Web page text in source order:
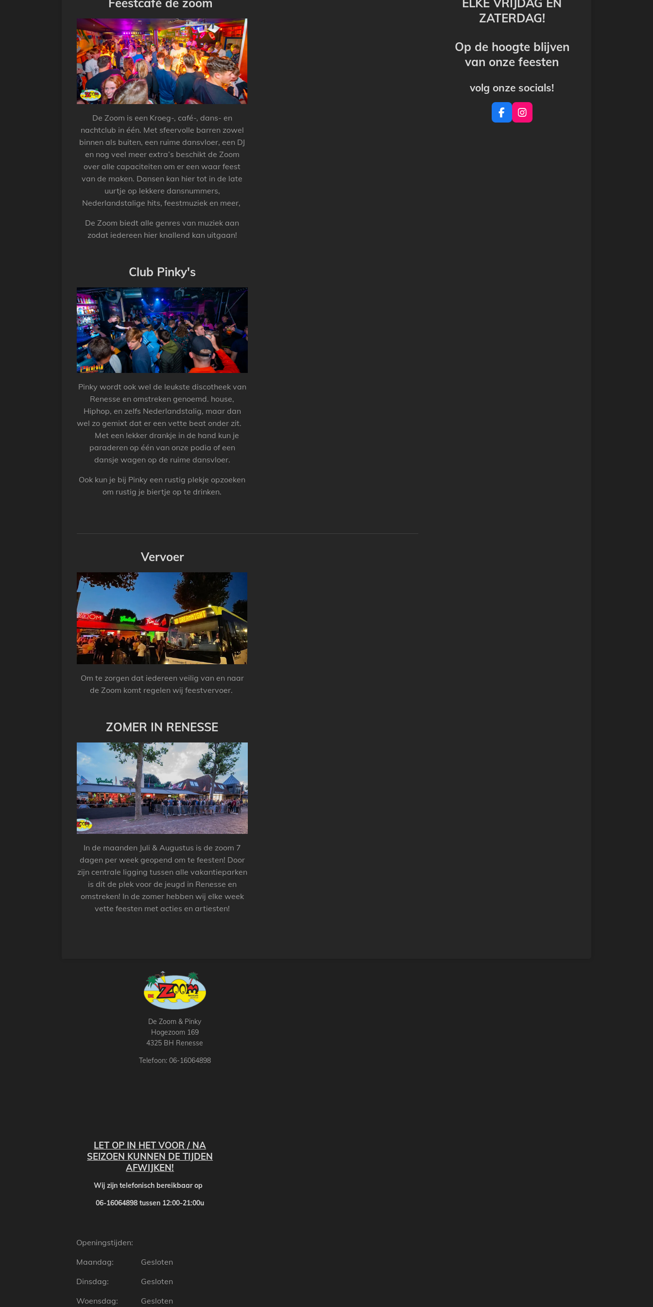
Feestcafé de zoom
De Zoom is een Kroeg-, café-, dans- en
nachtclub in één. Met sfeervolle barren zowel
binnen als buiten, een ruime dansvloer, een DJ
en nog veel meer extra’s beschikt de Zoom
over alle capaciteiten om er een waar feest
van de maken. Dansen kan hier tot in de late
uurtje op lekkere dansnummers,
Nederlandstalige hits, feestmuziek en meer,
De Zoom biedt alle genres van muziek aan
zodat iedereen hier knallend kan uitgaan!
Club Pinky's
Pinky wordt ook wel de leukste discotheek van
Renesse en omstreken genoemd. house,
Hiphop, en zelfs Nederlandstalig, maar dan
wel zo gemixt dat er een vette beat onder zit.
Met een lekker drankje in de hand kun je
paraderen op één van onze podia of een
dansje wagen op de ruime dansvloer.
Ook kun je bij Pinky een rustig plekje opzoeken
om rustig je biertje op te drinken.
Vervoer
Om te zorgen dat iedereen veilig van en naar
de Zoom komt regelen wij feestvervoer.
ZOMER IN RENESSE
In de maanden Juli & Augustus is de zoom 7
dagen per week geopend om te feesten! Door
zijn centrale ligging tussen alle vakantieparken
is dit de plek voor de jeugd in Renesse en
omstreken! In de zomer hebben wij elke week
vette feesten met acties en artiesten!
ELKE VRIJDAG EN
ZATERDAG!
Op de hoogte blijven
van onze feesten
volg onze socials!
F
a
I
n
De Zoom & Pinky
Hogezoom 169
4325 BH Renesse
Telefoon: 06-16064898
LET OP IN HET VOOR / NA
SEIZOEN KUNNEN DE TIJDEN
AFWIJKEN!
Wij zijn telefonisch bereikbaar op
06-16064898 tussen 12:00-21:00u
Openingstijden:
Maandag:
Gesloten
Dinsdag:
Gesloten
Woensdag:
Gesloten